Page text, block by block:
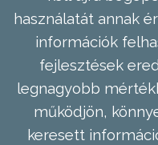
használatát annak
információk
fejlesztések
legnagyobb
működjön,
keresett